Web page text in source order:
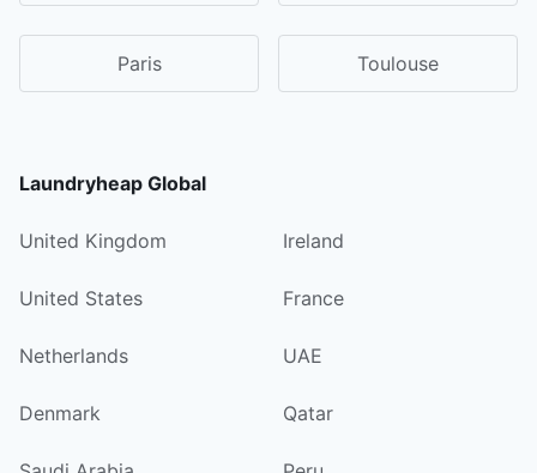
Paris Toulouse
Laundryheap Global
United Kingdom Ireland
United States France
Netherlands UAE
Denmark Qatar